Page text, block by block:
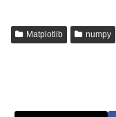
Matplotlib numpy